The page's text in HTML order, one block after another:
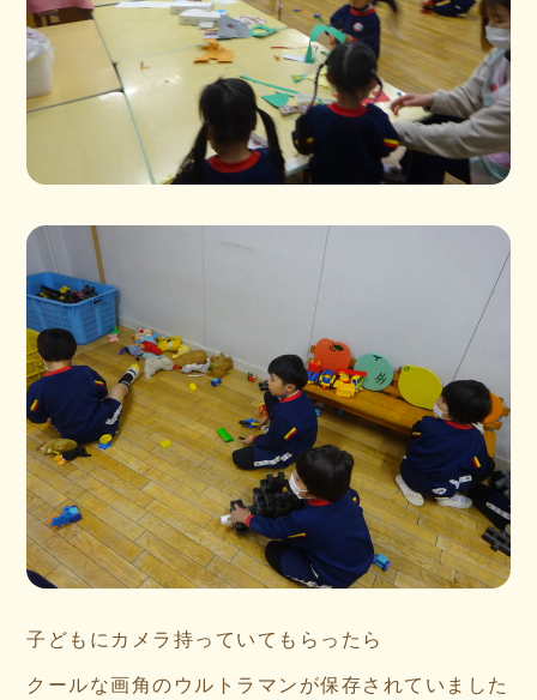
子どもにカメラ持っていてもらったら
クールな画角のウルトラマンが保存されていました